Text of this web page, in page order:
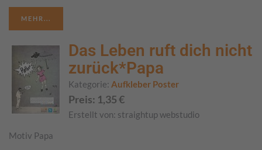
MEHR...
Das Leben ruft dich nicht
zurück*Papa
Kategorie: Aufkleber Poster
Preis: 1,35€
Erstellt von: straightup webstudio
Motiv Papa